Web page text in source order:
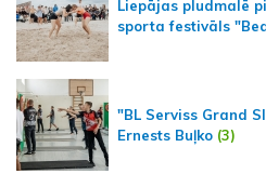
Liepājas pludmalē
sporta festivāls
"BL Serviss Grand
Ernests Buļko (3)